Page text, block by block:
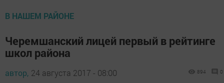
В НАШЕМ РАЙОНЕ
Черемшанский лицей первый в рейтинге
школ района
автор, 24 августа 2017 - 08:00 894 0